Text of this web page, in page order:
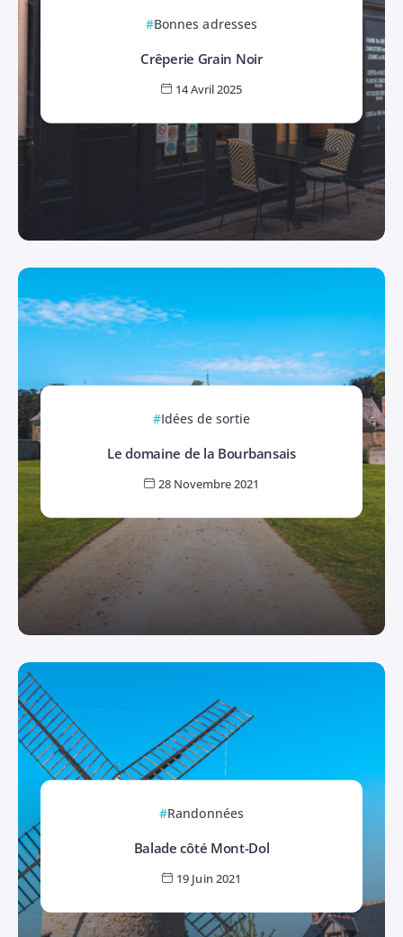
Bonnes adresses
Crêperie Grain Noir
14 Avril 2025
Idées de sortie
Le domaine de la Bourbansais
28 Novembre 2021
Randonnées
Balade côté Mont-Dol
19 Juin 2021